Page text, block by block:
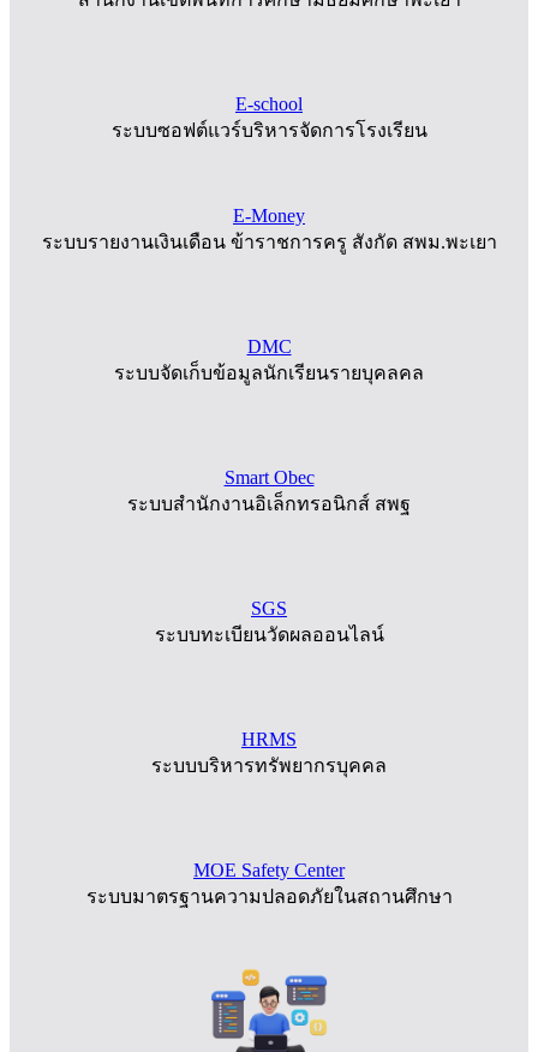
E-school
ระบบซอฟต์แวร์บริหารจัดการโรงเรียน
E-Money
ระบบรายงานเงินเดือน ข้าราชการครู สังกัด สพม.พะเยา
DMC
ระบบจัดเก็บข้อมูลนักเรียนรายบุคลคล
Smart Obec
ระบบสำนักงานอิเล็กทรอนิกส์ สพฐ
SGS
ระบบทะเบียนวัดผลออนไลน์
HRMS
ระบบบริหารทรัพยากรบุคคล
MOE Safety Center
ระบบมาตรฐานความปลอดภัยในสถานศึกษา